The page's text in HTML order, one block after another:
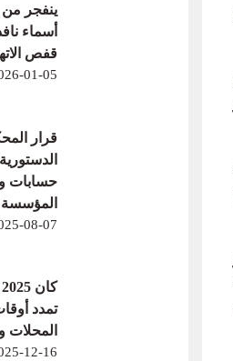
ينفجر من
أسماء
قفص
01-05
قرار
حسابات
المؤسسة
08-07
تمدد
المحلات
12-16